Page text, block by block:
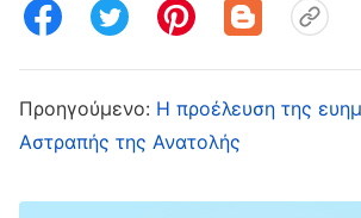
αυτάρεσκοι, αυστηροί και
προσκολλούνται σε αντιλήψεις και
φτάνοντας μάλιστα σε σημείο να
αλήθεια και να τη μισούν, κάθε
Προηγούμενο: Η προέλευση της
Αστραπής της Ανατολής